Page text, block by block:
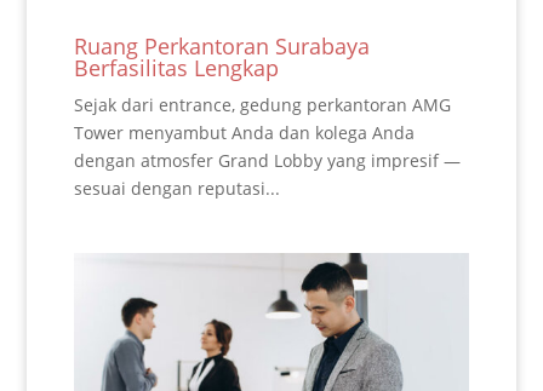
Ruang Perkantoran Surabaya
Berfasilitas Lengkap
Sejak dari entrance, gedung perkantoran AMG
Tower menyambut Anda dan kolega Anda
dengan atmosfer Grand Lobby yang impresif —
sesuai dengan reputasi...